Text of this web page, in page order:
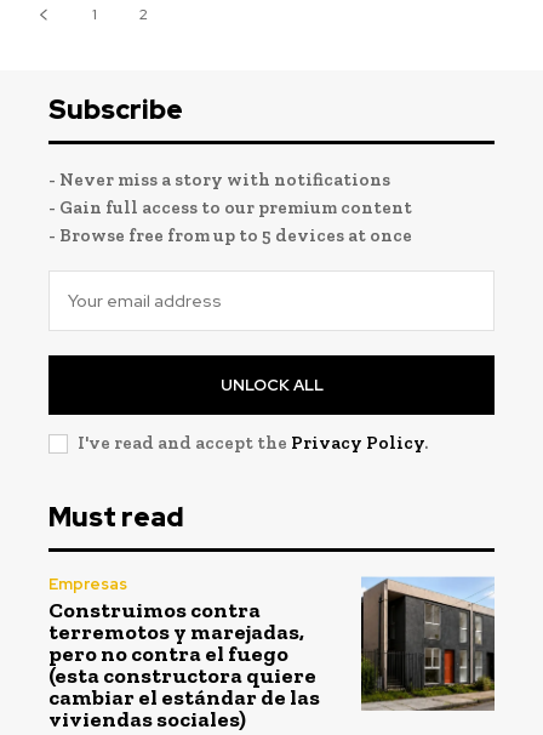
1 2
Subscribe
- Never miss a story with notifications
- Gain full access to our premium content
- Browse free from up to 5 devices at once
UNLOCK ALL
I've read and accept the Privacy Policy.
Must read
Empresas
Construimos contra
terremotos y marejadas,
pero no contra el fuego
(esta constructora quiere
cambiar el estándar de las
viviendas sociales)